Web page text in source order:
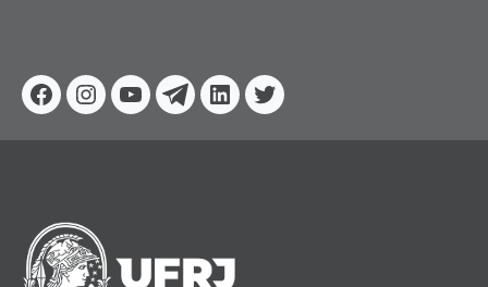
Facebook
Instagram
YoutubeTelegram
Linkedin
Twitter